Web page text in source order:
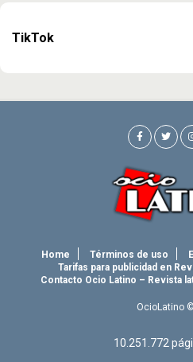
TikTok
Home Términos de uso
Tarifas para publicidad en
Contacto Ocio Latino – Revista
OcioLatino
10.251.772